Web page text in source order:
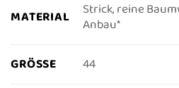
MATERIAL
Strick, reine
Anbau*
GRÖSSE 44